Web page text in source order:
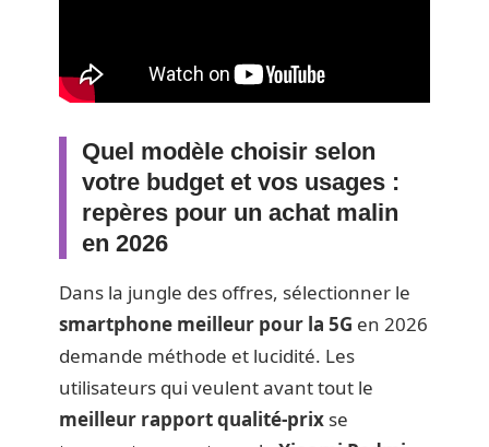
Quel modèle choisir selon
votre budget et vos usages :
repères pour un achat malin
en 2026
Dans la jungle des offres, sélectionner le
smartphone meilleur pour la 5G en 2026
demande méthode et lucidité. Les
utilisateurs qui veulent avant tout le
meilleur rapport qualité-prix se